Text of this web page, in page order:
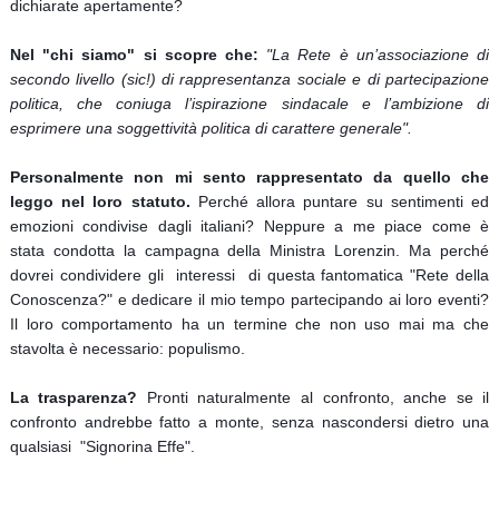
dichiarate apertamente?
Nel "chi siamo" si scopre che: "La Rete è un’associazione di
secondo livello (sic!) di rappresentanza sociale e di partecipazione
politica, che coniuga l’ispirazione sindacale e l’ambizione di
esprimere una soggettività politica di carattere generale".
Personalmente non mi sento rappresentato da quello che
leggo nel loro statuto. Perché allora puntare su sentimenti ed
emozioni condivise dagli italiani? Neppure a me piace come è
stata condotta la campagna della Ministra Lorenzin. Ma perché
dovrei condividere gli interessi di questa fantomatica "Rete della
Conoscenza?" e dedicare il mio tempo partecipando ai loro eventi?
Il loro comportamento ha un termine che non uso mai ma che
stavolta è necessario: populismo.
La trasparenza? Pronti naturalmente al confronto, anche se il
confronto andrebbe fatto a monte, senza nascondersi dietro una
qualsiasi "Signorina Effe".